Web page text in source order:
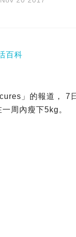
百科
」的報道， 7
周內瘦下5kg。